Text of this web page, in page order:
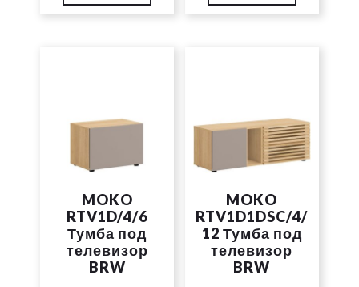
MOKO
RTV1D/4/6
Тумба под
телевизор
BRW
MOKO
RTV1D1DSC/4/
12 Тумба под
телевизор
BRW